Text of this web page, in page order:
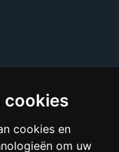
cookies
cookies en
om uw